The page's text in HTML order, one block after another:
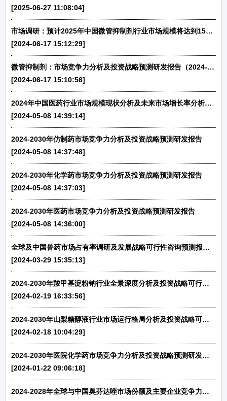
[2025-06-27 11:08:04]
市场调研：预计2025年中国微管抑制剂行业市场规模将达到151亿人民币-中金企信发布
[2024-06-17 15:12:29]
微管抑制剂：市场竞争力分析及投资战略预测研发报告（2024-2030年）-中金企信发布
[2024-06-17 15:10:56]
2024年中国医药行业市场规模现状分析及未来市场增长率分析研究预测
[2024-05-08 14:39:14]
2024-2030年仿制药市场竞争力分析及投资战略预测研发报告
[2024-05-08 14:37:48]
2024-2030年化学药市场竞争力分析及投资战略预测研发报告
[2024-05-08 14:37:03]
2024-2030年医药市场竞争力分析及投资战略预测研发报告
[2024-05-08 14:36:00]
全球及中国兽药市场占有率调研及发展战略可行性咨询预测报告（2024版）
[2024-03-29 15:35:13]
2024-2030年羧甲基淀粉钠行业全景深度分析及投资战略可行性评估预测报告
[2024-02-19 16:33:56]
2024-2030年山梨糖醇液行业市场运行格局分析及投资战略可行性评估预测报告
[2024-02-18 10:04:29]
2024-2030年医院化学药市场竞争力分析及投资战略预测研发报告
[2024-01-22 09:06:18]
2024-2028年全球与中国奥芬达唑市场份额及主要企业竞争力分析报告